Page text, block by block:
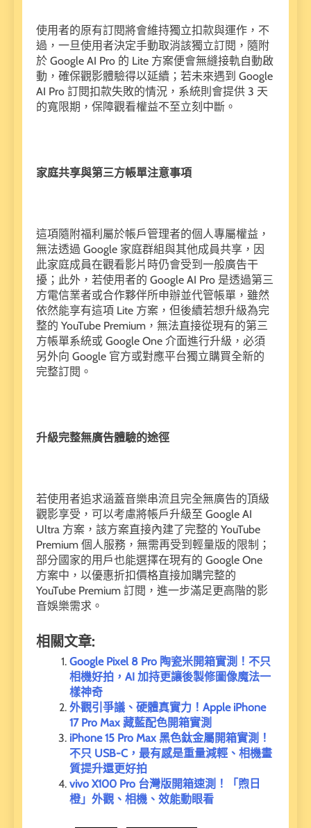
使用者的原有訂閱將會維持獨立扣款與運作，不
過，一旦使用者決定手動取消該獨立訂閱，隨附
於 Google AI Pro 的 Lite 方案便會無縫接軌自動啟
動，確保觀影體驗得以延續；若未來遇到 Google
AI Pro 訂閱扣款失敗的情況，系統則會提供 3 天
的寬限期，保障觀看權益不至立刻中斷。
家庭共享與第三方帳單注意事項
這項隨附福利屬於帳戶管理者的個人專屬權益，
無法透過 Google 家庭群組與其他成員共享，因
此家庭成員在觀看影片時仍會受到一般廣告干
擾；此外，若使用者的 Google AI Pro 是透過第三
方電信業者或合作夥伴所申辦並代管帳單，雖然
依然能享有這項 Lite 方案，但後續若想升級為完
整的 YouTube Premium，無法直接從現有的第三
方帳單系統或 Google One 介面進行升級，必須
另外向 Google 官方或對應平台獨立購買全新的
完整訂閱。
升級完整無廣告體驗的途徑
若使用者追求涵蓋音樂串流且完全無廣告的頂級
觀影享受，可以考慮將帳戶升級至 Google AI
Ultra 方案，該方案直接內建了完整的 YouTube
Premium 個人服務，無需再受到輕量版的限制；
部分國家的用戶也能選擇在現有的 Google One
方案中，以優惠折扣價格直接加購完整的
YouTube Premium 訂閱，進一步滿足更高階的影
音娛樂需求。
相關文章:
Google Pixel 8 Pro 陶瓷米開箱實測！不只
相機好拍，AI 加持更讓後製修圖像魔法一
樣神奇
外觀引爭議、硬體真實力！Apple iPhone
17 Pro Max 藏藍配色開箱實測
iPhone 15 Pro Max 黑色鈦金屬開箱實測！
不只 USB-C，最有感是重量減輕、相機畫
質提升還更好拍
vivo X100 Pro 台灣版開箱速測！「煦日
橙」外觀、相機、效能動眼看